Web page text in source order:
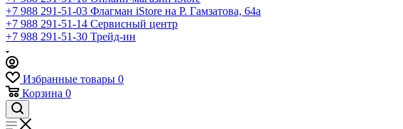
+7 988 291-51-03 Флагман iStore на Р. Гамзатова, 64а
+7 988 291-51-14 Сервисный центр
+7 988 291-51-30 Трейд-ин
Избранные товары 0
Корзина 0